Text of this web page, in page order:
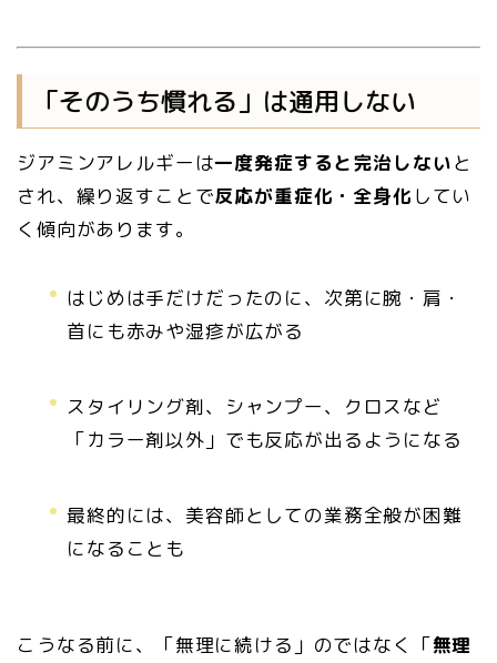
「そのうち慣れる」は通用しない
ジアミンアレルギーは一度発症すると完治しないと
され、繰り返すことで反応が重症化・全身化 してい
く傾向があります。
はじめは手だけだったのに、次第に腕・肩・
首にも赤みや湿疹が広がる
スタイリング剤、シャンプー、クロスなど
「カラー剤以外」でも反応が出るようになる
最終的には、美容師としての業務全般が困難
になることも
こうなる前に、「無理に続ける」のではなく「無理